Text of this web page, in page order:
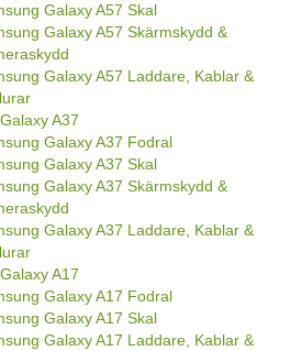
Galaxy A57 Skal
Galaxy A57 Skärmskydd &
Galaxy A57 Laddare, Kablar &
A37
Galaxy A37 Fodral
Galaxy A37 Skal
Galaxy A37 Skärmskydd &
Galaxy A37 Laddare, Kablar &
A17
Galaxy A17 Fodral
Galaxy A17 Skal
Galaxy A17 Laddare, Kablar &